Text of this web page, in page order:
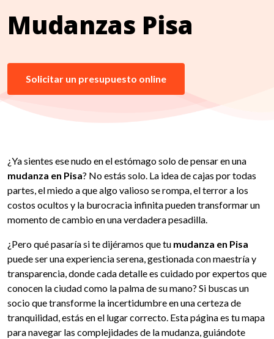
Mudanzas Pisa
Solicitar un presupuesto online
¿Ya sientes ese nudo en el estómago solo de pensar en una
mudanza en Pisa? No estás solo. La idea de cajas por todas
partes, el miedo a que algo valioso se rompa, el terror a los
costos ocultos y la burocracia infinita pueden transformar un
momento de cambio en una verdadera pesadilla.
¿Pero qué pasaría si te dijéramos que tu mudanza en Pisa
puede ser una experiencia serena, gestionada con maestría y
transparencia, donde cada detalle es cuidado por expertos que
conocen la ciudad como la palma de su mano? Si buscas un
socio que transforme la incertidumbre en una certeza de
tranquilidad, estás en el lugar correcto. Esta página es tu mapa
para navegar las complejidades de la mudanza, guiándote